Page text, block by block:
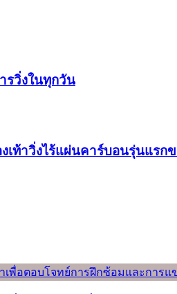
รวิ่งในทุกวัน
เท้าวิ่งไร้แผ่นคาร์บอนรุ่นแรก